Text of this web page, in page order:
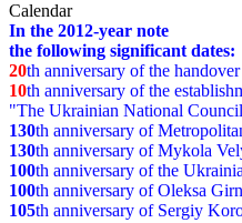
Calendar
In the 2012-year note
the following significant dates:
20th anniversary of the
10th anniversary of the
"The Ukrainian National
130th anniversary of
130th anniversary of Mykola
100th anniversary of the
100th anniversary of Oleksa
105th anniversary of Sergiy